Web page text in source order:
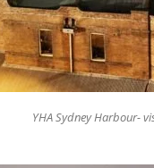
YHA Sydney Harbour-